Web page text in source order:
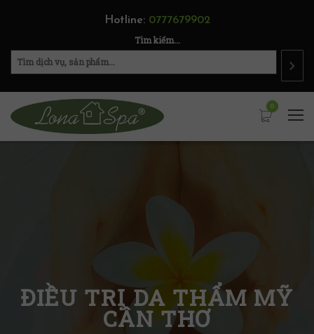
Hotline: 0777679902
Tìm kiếm...
0
ĐIỀU TRỊ DA THẨM MỸ
CẦN THƠ